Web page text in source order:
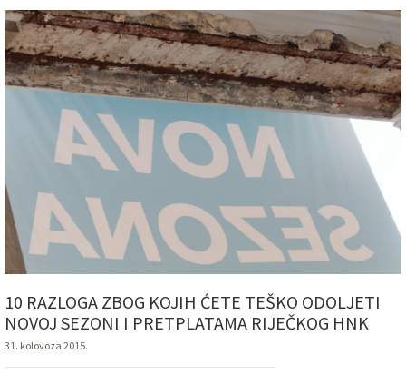
10 RAZLOGA ZBOG KOJIH ĆETE TEŠKO ODOLJETI
NOVOJ SEZONI I PRETPLATAMA RIJEČKOG HNK
31. kolovoza 2015.